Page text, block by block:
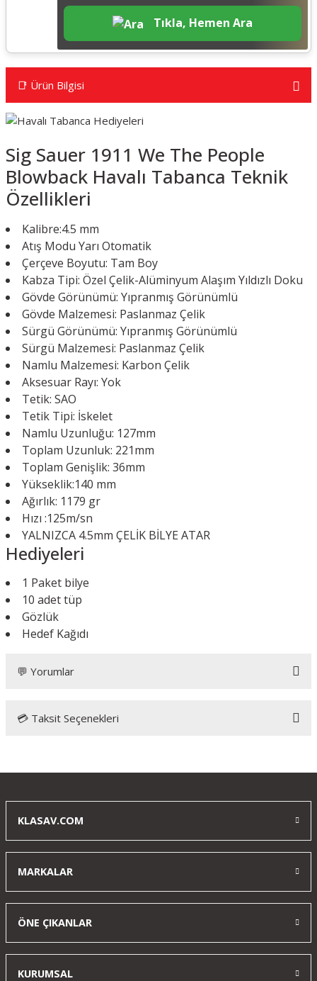
Tıkla, Hemen Ara
📑 Ürün Bilgisi
Sig Sauer 1911 We The People
Blowback Havalı Tabanca Teknik
Özellikleri
Kalibre:4.5 mm
Atış Modu Yarı Otomatik
Çerçeve Boyutu: Tam Boy
Kabza Tipi: Özel Çelik-Alüminyum Alaşım Yıldızlı Doku
Gövde Görünümü: Yıpranmış Görünümlü
Gövde Malzemesi: Paslanmaz Çelik
Sürgü Görünümü: Yıpranmış Görünümlü
Sürgü Malzemesi: Paslanmaz Çelik
Namlu Malzemesi: Karbon Çelik
Aksesuar Rayı: Yok
Tetik: SAO
Tetik Tipi: İskelet
Namlu Uzunluğu: 127mm
Toplam Uzunluk: 221mm
Toplam Genişlik: 36mm
Yükseklik:140 mm
Ağırlık: 1179 gr
Hızı :125m/sn
YALNIZCA 4.5mm ÇELİK BİLYE ATAR
Hediyeleri
1 Paket bilye
10 adet tüp
Gözlük
Hedef Kağıdı
💬 Yorumlar
ve metal olması gerçeklik hissi katıyor klas ava teşekkür
Turgay Dugan | 30/12/2025
Sig Sauer 1911 We The People
Model efsane gerçekten fotografta durandan daha iyi
sorunsuz elime ulaştırdıkları için klas ava teşekkür ediyorum
💳 Taksit Seçenekleri
KLASAV.COM
MARKALAR
ÖNE ÇIKANLAR
KURUMSAL